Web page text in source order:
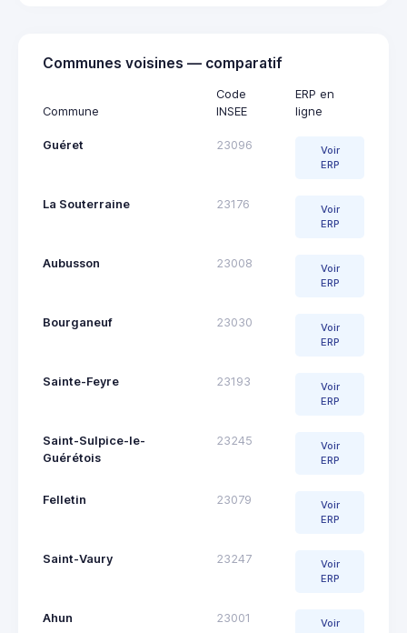
Communes voisines — comparatif
Commune
Code
INSEE
ERP en
ligne
Guéret 23096
Voir
ERP
La Souterraine 23176
Voir
ERP
Aubusson 23008
Voir
ERP
Bourganeuf 23030
Voir
ERP
Sainte-Feyre 23193
Voir
ERP
Saint-Sulpice-le-
Guérétois
23245
Voir
ERP
Felletin 23079
Voir
ERP
Saint-Vaury 23247
Voir
ERP
Ahun 23001
Voir